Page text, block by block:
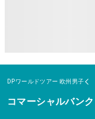
DPワールドツアー 欧州男子
コマーシャルバン